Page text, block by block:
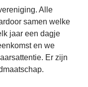
Alle
samen welke
jaar een dagje
en we
Er zijn